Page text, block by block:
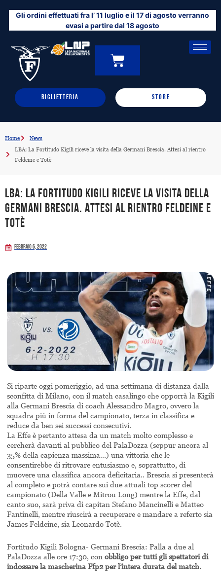
contenuto
Gli ordini effettuati fra l’ 11 luglio e il 17 di agosto verranno
evasi a partire dal 18 agosto
0
CARRELLO
BIGLIETTERIA STORE
Home
News
LBA: La Fortitudo Kigili riceve la visita della Germani Brescia. Attesi al rientro
Feldeine e Totè
LBA: La Fortitudo Kigili riceve la visita della
Germani Brescia. Attesi al rientro Feldeine e
Totè
Febbraio 6, 2022
Si riparte oggi pomeriggio, ad una settimana di distanza dalla
sconfitta di Milano, con il match casalingo che opporrà la Kigili
alla Germani Brescia di coach Alessandro Magro, ovvero la
squadra più in forma del campionato, terza in classifica e
reduce da ben sei successi consecutivi.
La Effe è pertanto attesa da un match molto complesso e
cercherà davanti al pubblico del PalaDozza (seppur ancora al
35% della capienza massima…) una vittoria che le
consentirebbe di ritrovare entusiasmo e, soprattutto, di
muovere una classifica ancora deficitaria.. Brescia si presenterà
al completo e potrà contare sui due attuali top scorer del
campionato (Della Valle e Mitrou Long) mentre la Effe, dal
canto suo, sarà priva di capitan Stefano Mancinelli e Matteo
Fantinelli, mentre riuscirà a recuperare e mandare a referto sia
James Feldeine, sia Leonardo Totè.
Fortitudo Kigili Bologna- Germani Brescia: Palla a due al
PalaDozza alle ore 17:30, conobbligo per tutti gli spettatori di
indossare la mascherina Ffp2 per l’intera durata del match.